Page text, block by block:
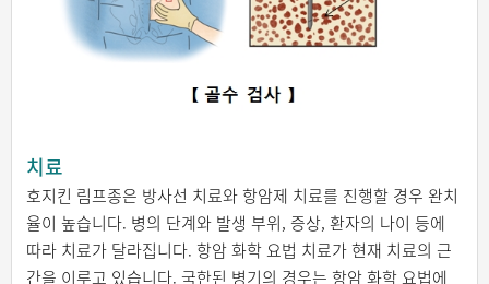
치료
호지킨 림프종은 방사선 치료와 항암제 치료를 진행할 경우 완치
율이 높습니다. 병의 단계와 발생 부위, 증상, 환자의 나이 등에
따라 치료가 달라집니다. 항암 화학 요법 치료가 현재 치료의 근
간을 이루고 있습니다. 국한된 병기의 경우는 항암 화학 요법에